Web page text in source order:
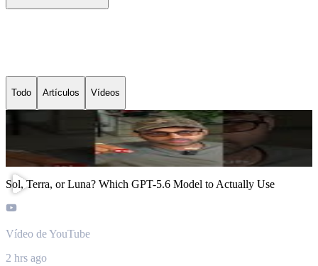
Todo Artículos Vídeos
Sol, Terra, or Luna? Which GPT-5.6 Model to Actually Use
Vídeo de YouTube
2 hrs ago